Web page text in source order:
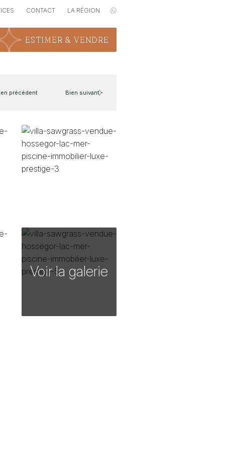
CONTACT LA RÉGION
ESTIMER & VENDRE
précédent Bien suivant
Voir la galerie